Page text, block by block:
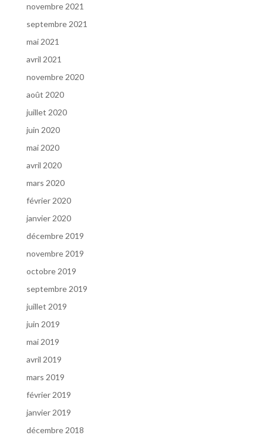
novembre 2021
septembre 2021
mai 2021
avril 2021
novembre 2020
août 2020
juillet 2020
juin 2020
mai 2020
avril 2020
mars 2020
février 2020
janvier 2020
décembre 2019
novembre 2019
octobre 2019
septembre 2019
juillet 2019
juin 2019
mai 2019
avril 2019
mars 2019
février 2019
janvier 2019
décembre 2018